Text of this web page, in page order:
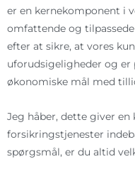
er en kernekomponent i
omfattende og
efter at sikre, at vores
uforudsigeligheder og er
økonomiske mål med
Jeg håber, dette giver en
forsikringstjenester
spørgsmål, er du altid